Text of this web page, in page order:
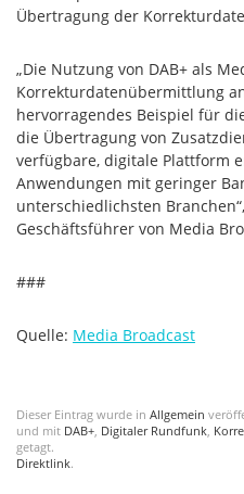
Übertragung der
„Die Nutzung von DAB+ als
Korrekturdatenübermittlung
hervorragendes Beispiel für
die Übertragung von
verfügbare, digitale Plattform
Anwendungen mit geringer
unterschiedlichsten
Geschäftsführer von Media
###
Quelle: Media Broadcast
Dieser Eintrag wurde in Allgemein
und mit DAB+, Digitaler Rundfunk,
getagt.
Direktlink.